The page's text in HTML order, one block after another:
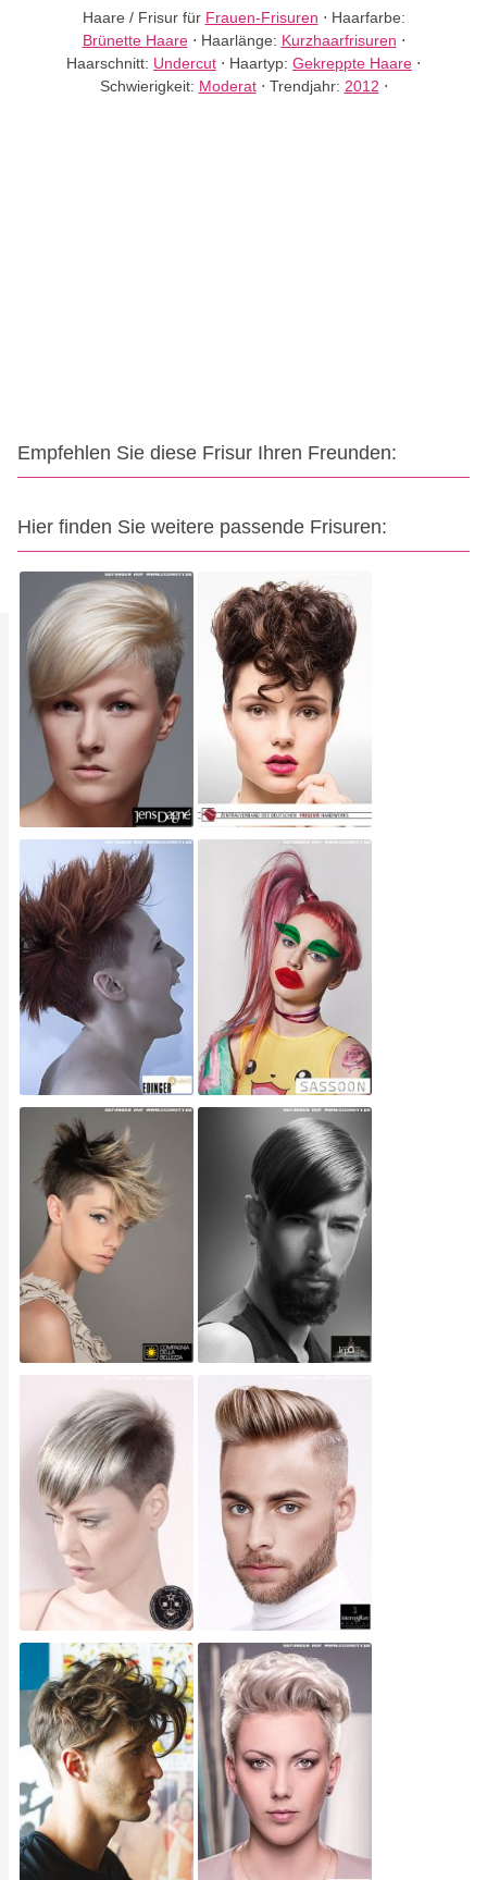
Haare / Frisur für Frauen-Frisuren ⋅ Haarfarbe:
Brünette Haare⋅ Haarlänge: Kurzhaarfrisuren ⋅
Haarschnitt: Undercut ⋅ Haartyp: Gekreppte Haare ⋅
Schwierigkeit: Moderat⋅ Trendjahr: 2012 ⋅
Empfehlen Sie diese Frisur Ihren Freunden:
Hier finden Sie weitere passende Frisuren: